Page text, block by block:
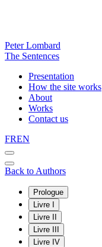
Peter Lombard
The Sentences
Presentation
How the site works
About
Works
Contact us
FREN
Back to Authors
Prologue
Livre I
Livre II
Livre III
Livre IV